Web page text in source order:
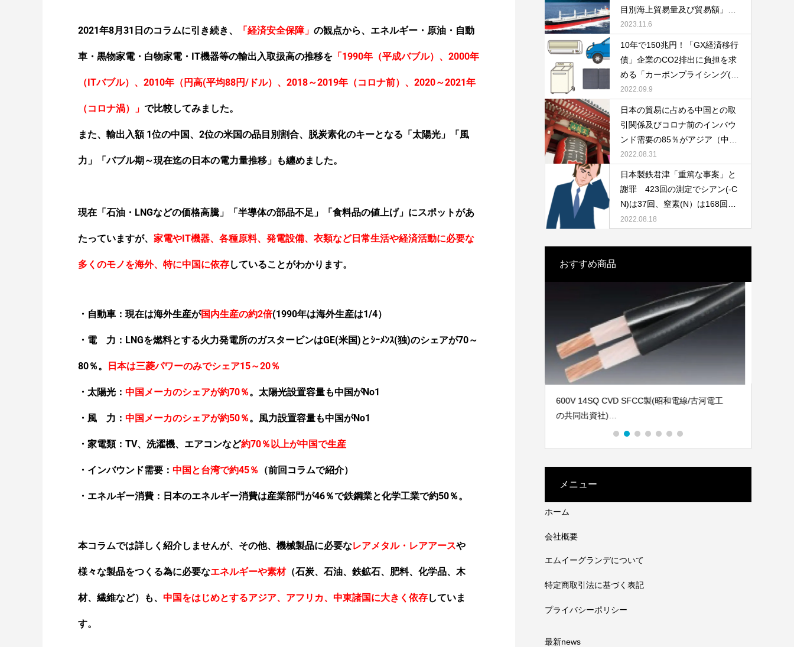
2021年8月31日のコラムに引き続き、 「経済安全保障」 の観点から、エネルギー・原油・自動
車・黒物家電・白物家電・IT機器等の輸出入取扱高の推移を 「1990年（平成バブル）、2000年
（ITバブル）、2010年（円高(平均88円/ドル）、2018～2019年（コロナ前）、2020～2021年
（コロナ渦）」 で比較してみました。
また、輸出入額 1位の中国、2位の米国の品目別割合、脱炭素化のキーとなる「太陽光」「風
力」「バブル期～現在迄の日本の電力量推移」も纏めました。
現在「石油・LNGなどの価格高騰」「半導体の部品不足」「食料品の値上げ」にスポットがあ
たっていますが、 家電やIT機器、各種原料、発電設備、衣類など日常生活や経済活動に必要な
多くのモノを海外、特に中国に依存していることがわかります。
・自動車：現在は海外生産が国内生産の約2倍(1990年は海外生産は1/4）
・電 力：LNGを燃料とする火力発電所のガスタービンはGE(米国)とｼｰﾒﾝｽ(独)のシェアが70～
80％。 日本は三菱パワーのみでシェア15～20％
・太陽光： 中国メーカのシェアが約70％。太陽光設置容量も中国がNo1
・風 力： 中国メーカのシェアが約50％。風力設置容量も中国がNo1
・家電類：TV、洗濯機、エアコンなど約70％以上が中国で生産
・インバウンド需要： 中国と台湾で約45％ （前回コラムで紹介）
・エネルギー消費：日本のエネルギー消費は産業部門が46％で鉄鋼業と化学工業で約50％。
本コラムでは詳しく紹介しませんが、その他、機械製品に必要なレアメタル・レアアースや
様々な製品をつくる為に必要なエネルギーや素材（石炭、石油、鉄鉱石、肥料、化学品、木
材、繊維など）も、 中国をはじめとするアジア、アフリカ、中東諸国に大きく依存していま
す。
安定供給のための国際協調につ
目別海上貿易量及び貿易額」
「食料需給率の推移 国産材・外
材別の木材需要(供給量) 」「20
50年カーボンニュートラル社会
実現 に向けた鉱物資源政策」国
て
2023.11.6
10年で150兆円！「GX経済移行
債」企業のCO2排出に負担を求
める「カーボンプライシング(C
P)」にも大きな影響！「電力不
足対策」及び「円安」による自
動車、家電・IT機器、再生可能
エネルギー（太陽光、風力）へ
きい産業部門」中国や米国への
高い貿易依存率のバブル期～コ
ロナ渦までの推移について
2022.09.9
日本の貿易に占める中国との取
引関係及びコロナ前のインバウ
ンド需要の85％がアジア（中国
と台湾で45％）。欧米の景気後
退懸念及びDX化・人々の行動変
容が進む中、円安メリットによ
るインバウンド需要はどこまで
2022.08.31
日本製鉄君津「重篤な事案」と
謝罪 423回の測定でシアン(-C
N)は37回、窒素(N）は168回排
出基準超過。CO2削減対策とし
H3）の燃料利用は相当な注意が
2022.08.18
おすすめ商品
の共同出資社)
JIS認証品(JISマーク表示)
の共同出資社)
RIVER2 Maxは、業界トップクラスの高速充
電を誇り、わずか60分で0%から100％に充電
可能。これは、一般的なポータブル電源と比
することができるので安心です。
メニュー
ホーム
会社概要
エムイーグランデについて
特定商取引法に基づく表記
プライバシーポリシー
最新news